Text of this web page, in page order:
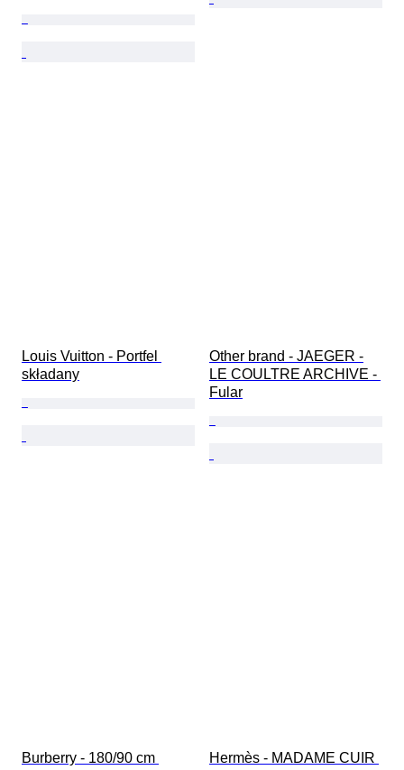
Louis Vuitton - Portfel
składany
Other brand - JAEGER -
LE COULTRE ARCHIVE -
Fular
Burberry - 180/90 cm
Hermès - MADAME CUIR